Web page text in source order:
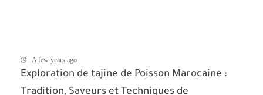
A few years ago
Exploration de tajine de Poisson Marocaine :
Tradition, Saveurs et Techniques de